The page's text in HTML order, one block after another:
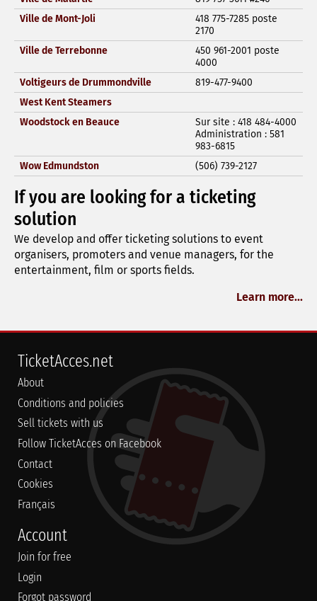
Ville de Mont-Joli
418 775-7285 poste
2170
Ville de Terrebonne
450 961-2001 poste
4000
Voltigeurs de Drummondville
819-477-9400
West Kent Steamers
Woodstock en Beauce
Sur site : 418 484-4000
Administration : 581
983-6815
Wow Edmundston
(506) 739-2127
If you are looking for a ticketing
solution
We develop and offer ticketing solutions to event
organisers, promoters and venue managers, for the
entertainment, film or sports fields.
Learn more...
TicketAcces.net
About
Conditions and policies
Sell tickets with us
Follow TicketAcces on Facebook
Contact
Cookies
Français
Account
Join for free
Login
Forgot password